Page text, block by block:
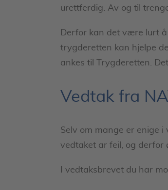
urettferdig. Av og til
Derfor kan det være lurt
trygderetten kan hjelpe
ankes til Trygderetten.
Vedtak fra
Selv om mange er enige
vedtaket ar feil, og derfor
I vedtaksbrevet du har